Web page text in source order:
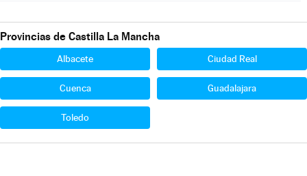
Provincias de Castilla La Mancha
Albacete Ciudad Real
Cuenca Guadalajara
Toledo